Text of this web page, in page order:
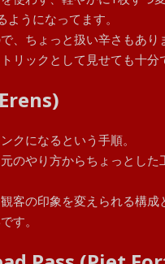
うになってます。
、ちょっと扱い辛さもあ
リックとして見せても十分
クになるという手順。
のやり方からちょっとし
客の印象を変えられる構
す。